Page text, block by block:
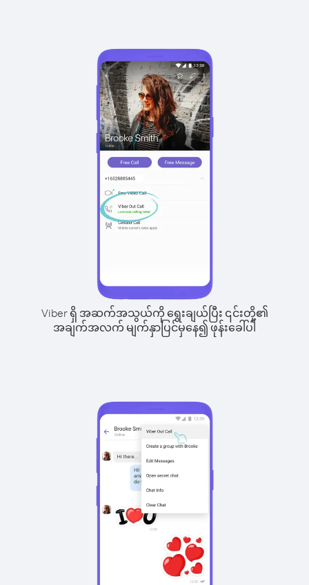
Viber ရှိ အဆက်အသွယ်ကို ရွေးချယ်ပြီး ၎င်းတို့၏
အချက်အလက် မျက်နှာပြင်မှနေ၍ ဖုန်းခေါ်ပါ